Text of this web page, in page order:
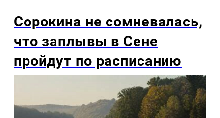
Сорокина не сомневалась,
что заплывы в Сене
пройдут по расписанию